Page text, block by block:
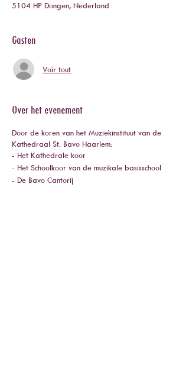
5104 HP Dongen, Nederland
Gasten
Voir tout
Over het evenement
Door de koren van het Muziekinstituut van de
Kathedraal St. Bavo Haarlem:
- Het Kathedrale koor
- Het Schoolkoor van de muzikale basisschool
- De Bavo Cantorij